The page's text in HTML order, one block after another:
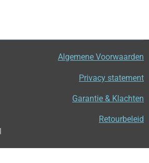
Algemene Voorwaarden
Privacy statement
Garantie & Klachten
Retourbeleid